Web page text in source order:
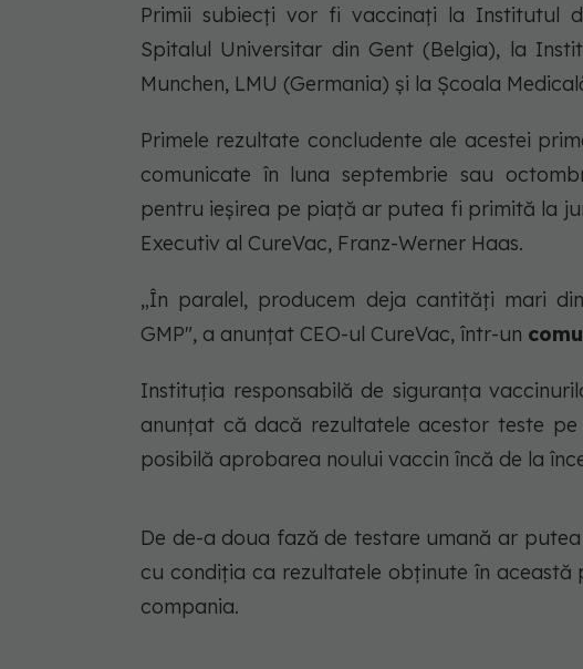
Primii subiecți vor fi vaccinați la Institutul
Spitalul Universitar din Gent (Belgia), la
Munchen, LMU (Germania) și la Școala
Primele rezultate concludente ale acestei
comunicate în luna septembrie sau
pentru ieşirea pe piaţă ar putea fi primită la
Executiv al CureVac, Franz-Werner Haas.
„În paralel, producem deja cantități mari
GMP", a anunțat CEO-ul CureVac, într-un
Instituţia responsabilă de siguranţa
anunţat că dacă rezultatele acestor teste
posibilă aprobarea noului vaccin încă de la
De de-a doua fază de testare umană ar
cu condiţia ca rezultatele obţinute în
compania.